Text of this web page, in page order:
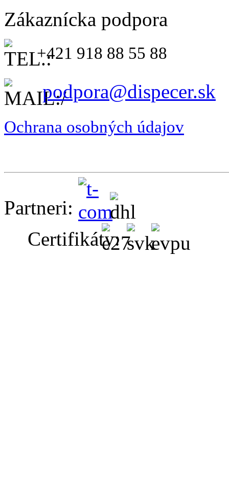
Zákaznícka podpora
+421 918 88 55 88
podpora@dispecer.sk
Ochrana osobných údajov
Partneri:
Certifikáty: